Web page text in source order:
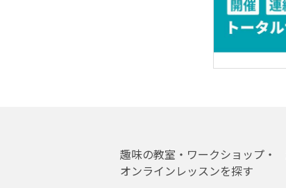
趣味の教室・ワークショップ・
オンラインレッスンを探す